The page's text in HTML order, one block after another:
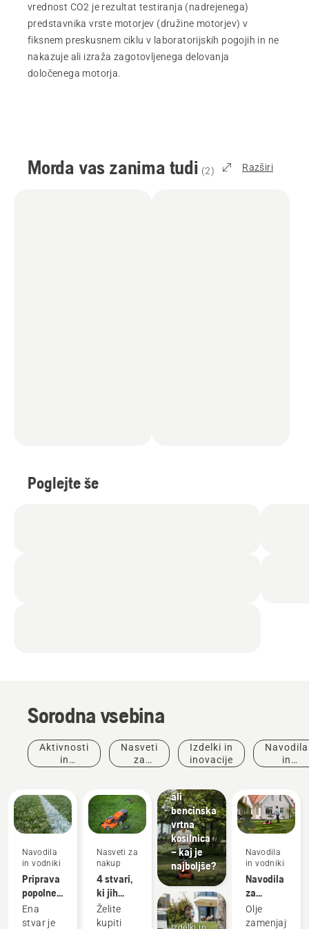
vrednost CO2 je rezultat testiranja (nadrejenega)
predstavnika vrste motorjev (družine motorjev) v
fiksnem preskusnem ciklu v laboratorijskih pogojih in ne
nakazuje ali izraža zagotovljenega delovanja
določenega motorja.
Morda vas zanima tudi (2) Razširi
Poglejte še
Sorodna vsebina
Aktivnosti
in
Nasveti
za
Izdelki in
inovacije
Navodila
in
Navodila
in vodniki
Priprava
popolne
zelenice
Ena
stvar je
Krajinsko
oblikovanje
Orodja za
Nasveti za
nakup
4 stvari,
ki jih
morate
upoštevati
Želite
kupiti
ali
bencinska
vrtna
kosilnica
– kaj je
najboljše?
Navodila
in vodniki
Navodila
za
menjavo
olja v
Olje
zamenjajte